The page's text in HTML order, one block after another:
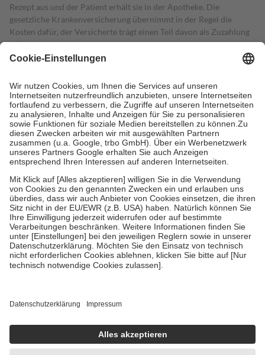
Rezept aus und der Patient erhält sie in der Apotheke. Die
gesetzliche Krankenversicherung übernimmt in der Regel die
Kosten dafür, der Versicherte trägt einen Teil davon als Zuzahlung
mit.
Grundsätzlich leisten Mitglieder Zuzahlungen in Höhe von zehn
höchstens zehn Euro.
Es sind jedoch nie mehr als die tatsächlichen
Kosten der Leistung zu entrichten.
Diese Regeln gelten grundsätzlich auch für Online-Apotheken.
Bei Heilmitteln und häuslicher Krankenpflege beträgt die
Zuzahlung zehn Prozent der Kosten sowie zehn Euro je
Verordnung.
Um das Engagement der Versicherten für ihre eigene Gesundheit zu
stärken und die besondere Stellung der Familie zu unterstützen,
fallenkeine Zuzahlungenan bei:
• Kindern und Jugendlichen bis zum vollendeten 18. Lebensjahr
mit Ausnahme der Fahrkosten
• Untersuchungen zur Vorsorge und Früherkennung, die von der
GKV getragen werden
• empfohlenen Schutzimpfungen
• Harn- und Blutteststreifen
getroffen, um sicherzustellen, dass es sich um echte Bewertungen
https://help.etrusted.com/hc/de/articles/4419944605341
Einige Bilder und Inhalte wurden unter Zuhilfenahme künstlicher